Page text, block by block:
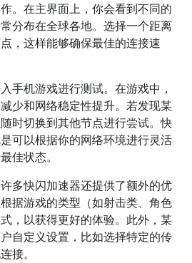
。在主界面上，你会看到不同的
分布在全球各地。选择一个距离
，这样能够确保最佳的连接速
手机游戏进行测试。在游戏中，
少和网络稳定性提升。若发现某
时切换到其他节点进行尝试。快
可以根据你的网络环境进行灵活
佳状态。
多快闪加速器还提供了额外的优
据游戏的类型（如射击类、角色
，以获得更好的体验。此外，某
自定义设置，比如选择特定的传
接。